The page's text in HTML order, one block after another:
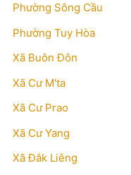
Phường Sông Cầu
Phường Tuy Hòa
Xã Buôn Đôn
Xã Cư M'ta
Xã Cư Prao
Xã Cư Yang
Xã Đắk Liêng